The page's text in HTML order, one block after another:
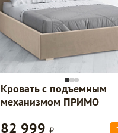
Кровать с подъемным
механизмом ПРИМО
82 999 Р